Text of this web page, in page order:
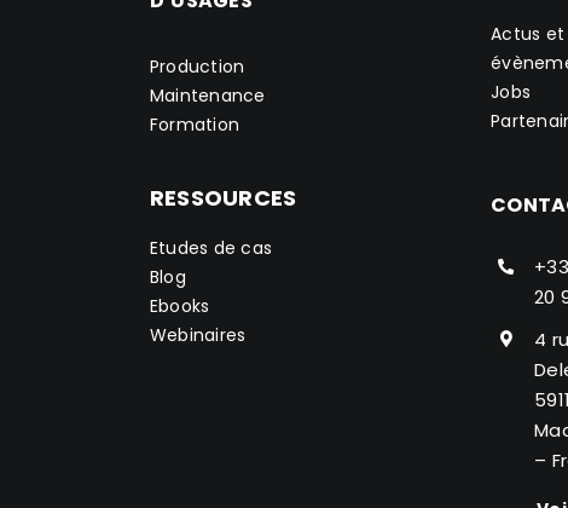
Production
Maintenance
Formation
RESSOURCES
Etudes de cas
Blog
Ebooks
Webinaires
Actus et
Jobs
20
4
–